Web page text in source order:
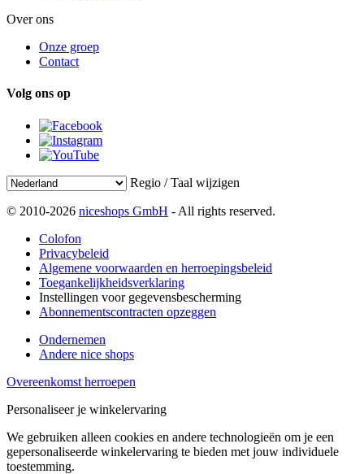
Over ons
Onze groep
Contact
Volg ons op
Regio / Taal wijzigen
© 2010-2026 niceshops GmbH - All rights reserved.
Colofon
Privacybeleid
Algemene voorwaarden en herroepingsbeleid
Toegankelijkheidsverklaring
Instellingen voor gegevensbescherming
Abonnementscontracten opzeggen
Ondernemen
Andere nice shops
Overeenkomst herroepen
Personaliseer je winkelervaring
We gebruiken alleen cookies en andere technologieën om je een
gepersonaliseerde winkelervaring te bieden met jouw individuele
toestemming.